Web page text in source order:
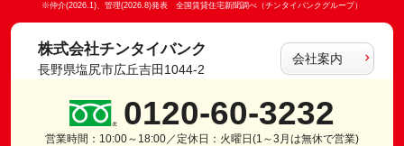
※仲介(2026.1)、管理(2026.8)発表 全国賃貸住宅新聞調べ（チンタイバンクグループ）
株式会社チンタイバンク
長野県塩尻市広丘吉田1044-2
会社案内
0120-60-3232
営業時間：10:00～18:00／定休日：火曜日(1～3月は無休で営業)